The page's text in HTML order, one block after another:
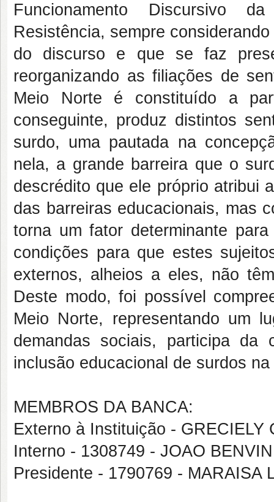
Funcionamento Discursivo
Resistência, sempre
do discurso e que se faz
reorganizando as filiações de
Meio Norte é constituído a
conseguinte, produz distintos
surdo, uma pautada na
nela, a grande barreira que o
descrédito que ele próprio atribui
das barreiras educacionais, mas
torna um fator determinante
condições para que estes
externos, alheios a eles, não
Deste modo, foi possível
Meio Norte, representando um
demandas sociais, participa da
inclusão educacional de surdos
MEMBROS DA BANCA:
Externo à Instituição - GRECIELY
Interno - 1308749 - JOAO
Presidente - 1790769 - MARAISA